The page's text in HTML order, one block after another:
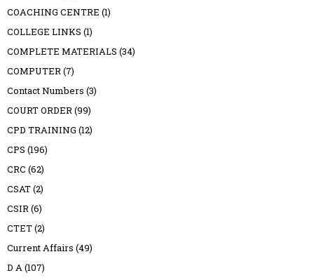
COACHING CENTRE (1)
COLLEGE LINKS (1)
COMPLETE MATERIALS (34)
COMPUTER(7)
Contact Numbers (3)
COURT ORDER(99)
CPD TRAINING (12)
CPS (196)
CRC (62)
CSAT(2)
CSIR(6)
CTET(2)
Current Affairs (49)
D A(107)